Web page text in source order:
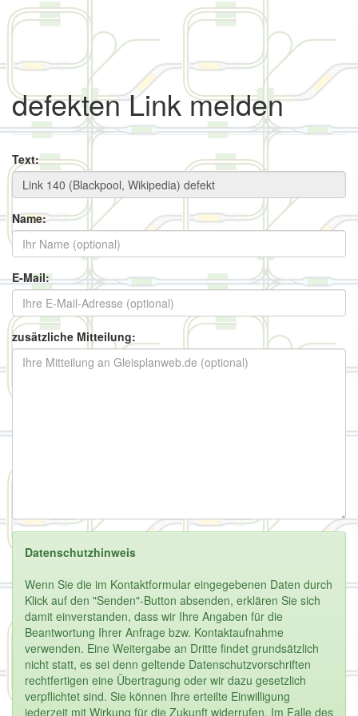
defekten Link melden
Text:
Name:
E-Mail:
zusätzliche Mitteilung:
Datenschutzhinweis
Wenn Sie die im Kontaktformular eingegebenen Daten durch
Klick auf den "Senden"-Button absenden, erklären Sie sich
damit einverstanden, dass wir Ihre Angaben für die
Beantwortung Ihrer Anfrage bzw. Kontaktaufnahme
verwenden. Eine Weitergabe an Dritte findet grundsätzlich
nicht statt, es sei denn geltende Datenschutzvorschriften
rechtfertigen eine Übertragung oder wir dazu gesetzlich
verpflichtet sind. Sie können Ihre erteilte Einwilligung
jederzeit mit Wirkung für die Zukunft widerrufen. Im Falle des